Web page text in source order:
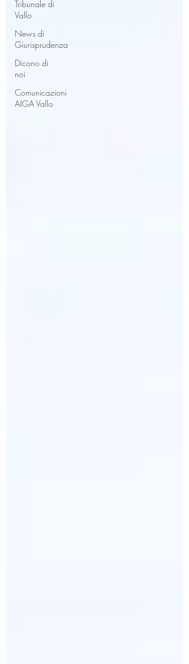
Tribunale di
Vallo
News di
Giurisprudenza
Dicono di
noi
Comunicazioni
AIGA Vallo